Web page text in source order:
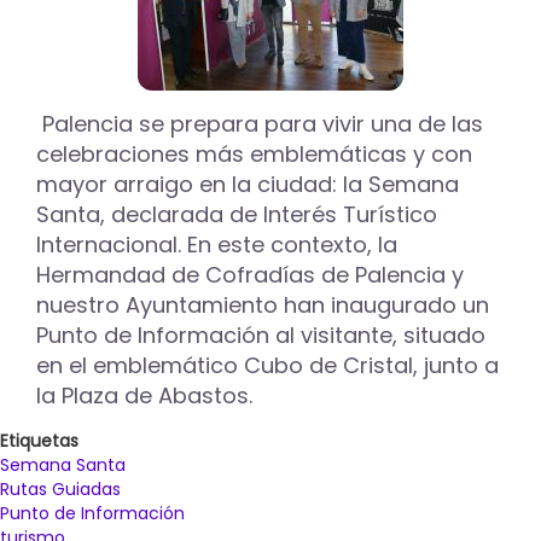
Palencia se prepara para vivir una de las
celebraciones más emblemáticas y con
mayor arraigo en la ciudad: la Semana
Santa, declarada de Interés Turístico
Internacional. En este contexto, la
Hermandad de Cofradías de Palencia y
nuestro Ayuntamiento han inaugurado un
Punto de Información al visitante, situado
en el emblemático Cubo de Cristal, junto a
la Plaza de Abastos.
Etiquetas
Semana Santa
Rutas Guiadas
Punto de Información